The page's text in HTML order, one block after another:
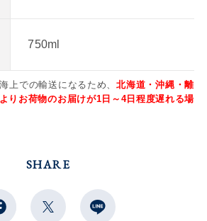
750ml
上での輸送になるため、北海道・沖縄・離
りお荷物のお届けが1日～4日程度遅れる場
SHARE